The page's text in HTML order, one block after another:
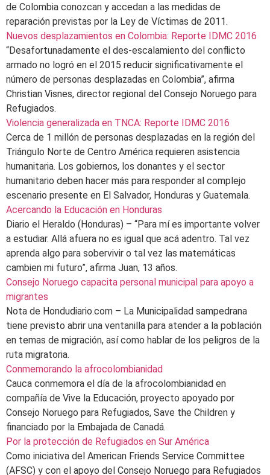
de Colombia conozcan y accedan a las medidas de
reparación previstas por la Ley de Víctimas de 2011.
Nuevos desplazamientos en Colombia: Reporte IDMC 2016
“Desafortunadamente el des-escalamiento del conflicto
armado no logró en el 2015 reducir significativamente el
número de personas desplazadas en Colombia”, afirma
Christian Visnes, director regional del Consejo Noruego para
Refugiados.
Violencia generalizada en TNCA: Reporte IDMC 2016
Cerca de 1 millón de personas desplazadas en la región del
Triángulo Norte de Centro América requieren asistencia
humanitaria. Los gobiernos, los donantes y el sector
humanitario deben hacer más para responder al complejo
escenario presente en El Salvador, Honduras y Guatemala.
Acercando la Educación en Honduras
Diario el Heraldo (Honduras) – “Para mí es importante volver
a estudiar. Allá afuera no es igual que acá adentro. Tal vez
aprenda algo para sobervivir o tal vez las matemáticas
cambien mi futuro”, afirma Juan, 13 años.
Consejo Noruego capacita personal municipal para apoyo a
migrantes
Nota de Hondudiario.com – La Municipalidad sampedrana
tiene previsto abrir una ventanilla para atender a la población
en temas de migración, así como hablar de los peligros de la
ruta migratoria.
Conmemorando la afrocolombianidad
Cauca conmemora el día de la afrocolombianidad en
compañía de Vive la Educación, proyecto apoyado por
Consejo Noruego para Refugiados, Save the Children y
financiado por la Embajada de Canadá.
Por la protección de Refugiados en Sur América
Como iniciativa del American Friends Service Committee
(AFSC) y con el apoyo del Consejo Noruego para Refugiados